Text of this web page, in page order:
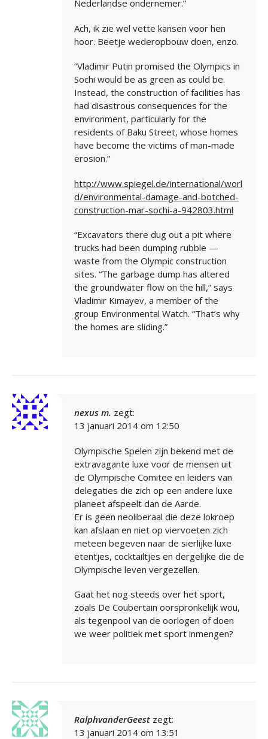
Nederlandse ondernemer.”
Ach, ik zie wel vette kansen voor hen
hoor. Beetje wederopbouw doen, enzo.
“Vladimir Putin promised the Olympics in
Sochi would be as green as could be.
Instead, the construction of facilities has
had disastrous consequences for the
environment, particularly for the
residents of Baku Street, whose homes
have become the victims of man-made
erosion.”
http://www.spiegel.de/international/worl
d/environmental-damage-and-botched-
construction-mar-sochi-a-942803.html
“Excavators there dug out a pit where
trucks had been dumping rubble —
waste from the Olympic construction
sites. “The garbage dump has altered
the groundwater flow on the hill,” says
Vladimir Kimayev, a member of the
group Environmental Watch. “That’s why
the homes are sliding.”
nexus m. zegt:
13 januari 2014 om 12:50
Olympische Spelen zijn bekend met de
extravagante luxe voor de mensen uit
de Olympische Comitee en leiders van
delegaties die zich op een andere luxe
planeet afspeelt dan de Aarde.
Er is geen neoliberaal die deze lokroep
kan afslaan en niet op viervoeten zich
meteen begeven naar de sierlijke luxe
etentjes, cocktailtjes en dergelijke die de
Olympische leven vergezellen.
Gaat het nog steeds over het sport,
zoals De Coubertain oorspronkelijk wou,
als tegenpool van de oorlogen of doen
we weer politiek met sport inmengen?
RalphvanderGeest zegt:
13 januari 2014 om 13:51